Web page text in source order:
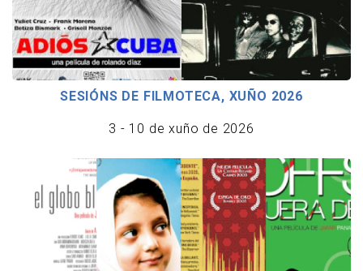
SESIÓNS DE FILMOTECA, XUÑO 2026
3 - 10 de xuño de 2026